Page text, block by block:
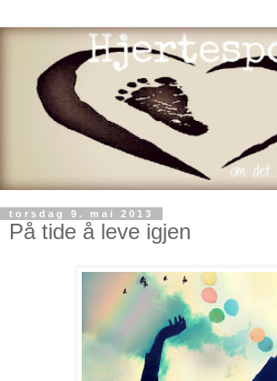
torsdag 9. mai 2013
På tide å leve igjen